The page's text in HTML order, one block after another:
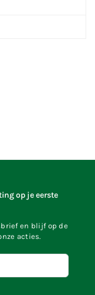
op je eerste
en blijf op de
acties.